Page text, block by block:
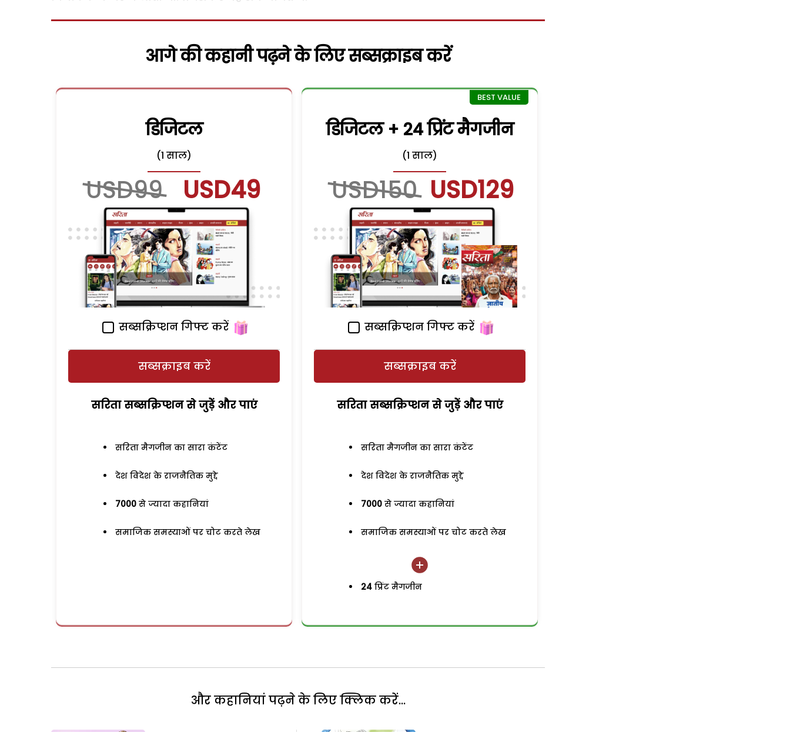
आगे की कहानी पढ़ने के लिए सब्सक्राइब करें
डिजिटल
(1 साल)
USD99 USD49
सब्सक्रिप्शन गिफ्ट करें
सब्सक्राइब करें
सरिता सब्सक्रिप्शन से जुड़ेें और पाएं
सरिता मैगजीन का सारा कंटेंट
देश विदेश के राजनैतिक मुद्दे
7000 से ज्यादा कहानियां
समाजिक समस्याओं पर चोट करते लेख
डिजिटल + 24 प्रिंट मैगजीन
(1 साल)
USD150 USD129
सब्सक्रिप्शन गिफ्ट करें
सब्सक्राइब करें
सरिता सब्सक्रिप्शन से जुड़ेें और पाएं
सरिता मैगजीन का सारा कंटेंट
देश विदेश के राजनैतिक मुद्दे
7000 से ज्यादा कहानियां
समाजिक समस्याओं पर चोट करते लेख
24 प्रिंट मैगजीन
और कहानियां पढ़ने के लिए क्लिक करें...